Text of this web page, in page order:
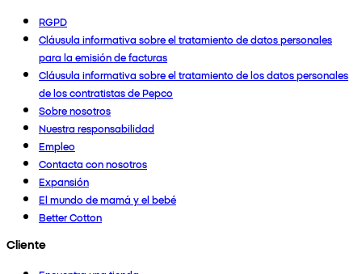
RGPD
Cláusula informativa sobre el tratamiento de datos personales
para la emisión de facturas
Cláusula informativa sobre el tratamiento de los datos personales
de los contratistas de Pepco
Sobre nosotros
Nuestra responsabilidad
Empleo
Contacta con nosotros
Expansión
El mundo de mamá y el bebé
Better Cotton
Cliente